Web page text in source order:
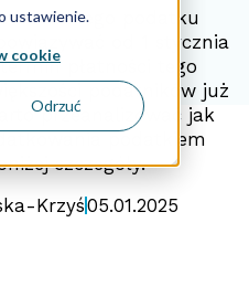
ustawienie.
cookie
Odrzuć
podatku
od 1 stycznia
płatności tego
podatników już
przeanalizować jak
podatkiem
szczegóły.
Krzyś05.01.2025